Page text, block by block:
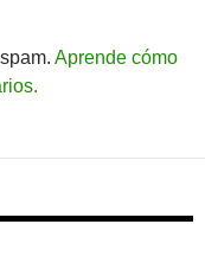
Aprende cómo